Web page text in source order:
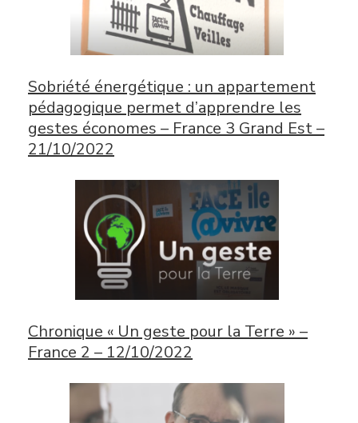
Sobriété énergétique : un appartement
pédagogique permet d’apprendre les
gestes économes – France 3 Grand Est –
21/10/2022
Chronique « Un geste pour la Terre » –
France 2 – 12/10/2022